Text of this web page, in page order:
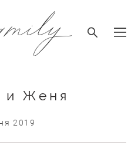
и Женя
2019